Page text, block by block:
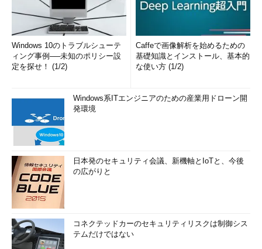
Windows 10のトラブルシューテ
ィング事例──未知のポリシー設
定を探せ！ (1/2)
Caffeで画像解析を始めるための
基礎知識とインストール、基本的
な使い方 (1/2)
Windows系ITエンジニアのための産業用ドローン開
発環境
日本発のセキュリティ会議、新機軸とIoTと、今後
の広がりと
コネクテッドカーのセキュリティリスクは制御シス
テムだけではない